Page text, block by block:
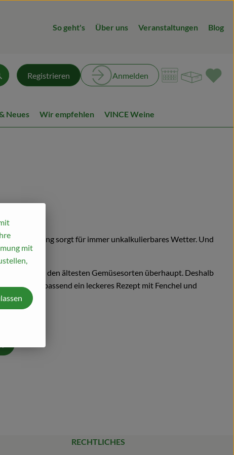
So geht's Über uns Veranstaltungen Blog
Registrieren Anmelden
Neues Wir empfehlen VINCE Weine
sorgt für immer unkalkulierbares Wetter. Und
damit zu den ältesten Gemüsesorten überhaupt. Deshalb
Ihnen passend ein leckeres Rezept mit Fenchel und
RECHTLICHES
mit